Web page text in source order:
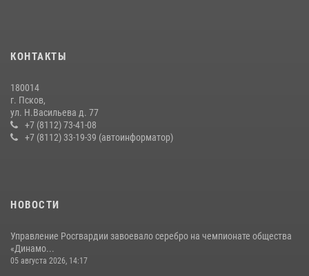
КОНТАКТЫ
180014
г. Псков,
ул. Н.Васильева д. 77
+7 (8112) 73-41-08
+7 (8112) 33-19-39 (автоинформатор)
НОВОСТИ
Управление Росгвардии завоевало серебро на чемпионате общества
«Динамо...
05 августа 2026, 14:17